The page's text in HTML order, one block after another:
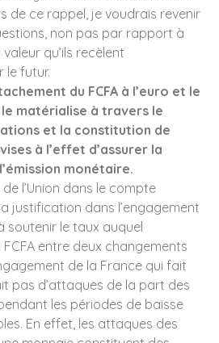
de ce rappel, je voudrais revenir
non pas par rapport à
qu’ils recèlent
le futur.
du FCFA à l’euro et le
le matérialise à travers le
et la constitution de
à l’effet d’assurer la
monétaire.
l’Union dans le compte
justification dans l’engagement
soutenir le taux auquel
FCFA entre deux changements
de la France qui fait
pas d’attaques de la part des
les périodes de baisse
En effet, les attaques des